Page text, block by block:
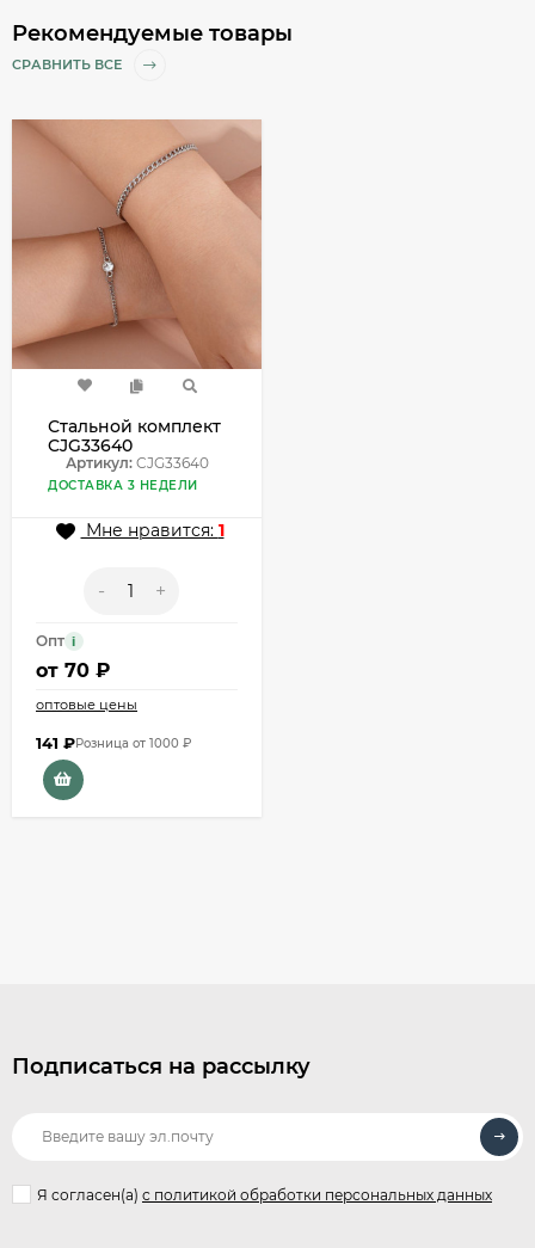
Рекомендуемые товары
СРАВНИТЬ ВСЕ
Стальной комплект
CJG33640
Артикул:CJG33640
ДОСТАВКА 3 НЕДЕЛИ
Мне нравится: 1
- +
Опт i
от 70 ₽
оптовые цены
141 ₽Розница от 1000 ₽
Подписаться на рассылку
Я согласен(a) с политикой обработки персональных данных